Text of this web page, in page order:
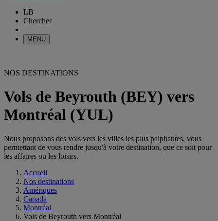
LB
Chercher
MENU
NOS DESTINATIONS
Vols de Beyrouth (BEY) vers
Montréal (YUL)
Nous proposons des vols vers les villes les plus palpitantes, vous
permettant de vous rendre jusqu'à votre destination, que ce soit pour
les affaires ou les loisirs.
Accueil
Nos destinations
Amériques
Canada
Montréal
Vols de Beyrouth vers Montréal